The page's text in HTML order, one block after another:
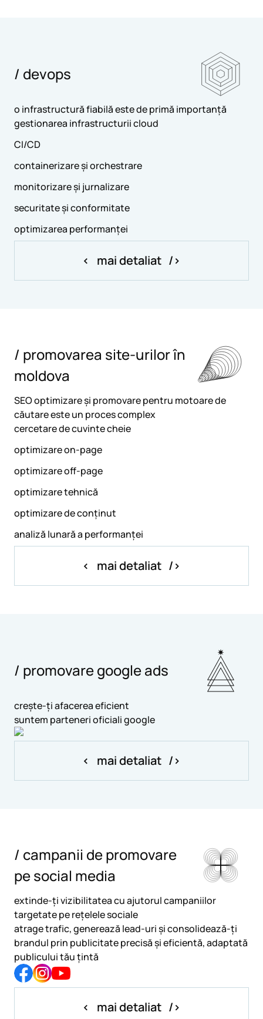
/ devops
o infrastructură fiabilă este de primă importanță
gestionarea infrastructurii cloud
CI/CD
containerizare și orchestrare
monitorizare și jurnalizare
securitate și conformitate
optimizarea performanței
mai detaliat
/ promovarea site-urilor în
moldova
SEO optimizare și promovare pentru motoare de
căutare este un proces complex
cercetare de cuvinte cheie
optimizare on-page
optimizare off-page
optimizare tehnică
optimizare de conținut
analiză lunară a performanței
mai detaliat
/ promovare google ads
crește-ți afacerea eficient
suntem parteneri oficiali google
mai detaliat
/ campanii de promovare
pe social media
extinde-ți vizibilitatea cu ajutorul campaniilor
targetate pe rețelele sociale
atrage trafic, generează lead-uri și consolidează-ți
brandul prin publicitate precisă și eficientă, adaptată
publicului tău țintă
mai detaliat